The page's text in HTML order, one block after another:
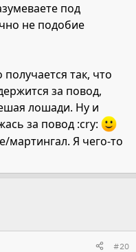
под
не подобие
так, что
за повод,
лошади. Ну и
за повод :cry:
мартингал. Я чего-то
#20